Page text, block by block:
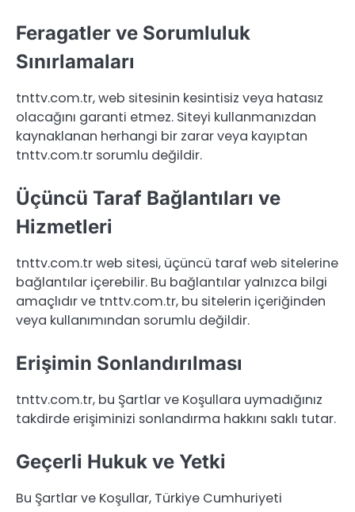
Feragatler ve Sorumluluk
Sınırlamaları
tnttv.com.tr, web sitesinin kesintisiz veya hatasız
olacağını garanti etmez. Siteyi kullanmanızdan
kaynaklanan herhangi bir zarar veya kayıptan
tnttv.com.tr sorumlu değildir.
Üçüncü Taraf Bağlantıları ve
Hizmetleri
tnttv.com.tr web sitesi, üçüncü taraf web sitelerine
bağlantılar içerebilir. Bu bağlantılar yalnızca bilgi
amaçlıdır ve tnttv.com.tr, bu sitelerin içeriğinden
veya kullanımından sorumlu değildir.
Erişimin Sonlandırılması
tnttv.com.tr, bu Şartlar ve Koşullara uymadığınız
takdirde erişiminizi sonlandırma hakkını saklı tutar.
Geçerli Hukuk ve Yetki
Bu Şartlar ve Koşullar, Türkiye Cumhuriyeti